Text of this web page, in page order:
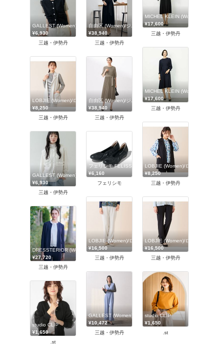
MICHEL KLEIN (Women)/ミッシ
¥17,600
三越・伊勢丹
GALLEST (Women)/ギャレスト
¥6,930
三越・伊勢丹
自由区 (Women)/ジユウク
¥38,940
三越・伊勢丹
MICHEL KLEIN (Women)/ミッシ
¥17,600
三越・伊勢丹
LOBJIE (Women)/ロブジェ
¥8,250
三越・伊勢丹
自由区 (Women)/ジユウク
¥38,940
三越・伊勢丹
LOBJIE (Women)/ロブジェ
¥8,250
三越・伊勢丹
GALLEST (Women)/ギャレスト
¥6,930
三越・伊勢丹
フェリシモ FELISSIMO
¥6,160
フェリシモ
LOBJIE (Women)/ロブジェ
¥16,500
三越・伊勢丹
LOBJIE (Women)/ロブジェ
¥16,500
三越・伊勢丹
DRESSTERIOR (Women)/ドレステリア
¥27,720
三越・伊勢丹
GALLEST (Women)/ギャレスト
¥10,472
三越・伊勢丹
studio CLIP
¥1,650
.st
studio CLIP
¥1,650
.st